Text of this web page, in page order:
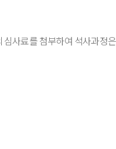
사료를 첨부하여 석사과정